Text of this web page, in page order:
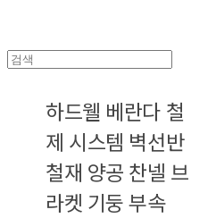
하드웰 베란다 철
제 시스템 벽선반
철재 양공 찬넬 브
라켓 기둥 부속